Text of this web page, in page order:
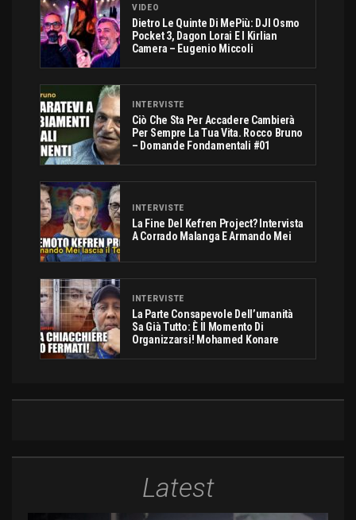
VIDEO
Dietro Le Quinte Di MePiù: DJI Osmo
Pocket 3, Dagon Lorai E I Kirlian
Camera – Eugenio Miccoli
INTERVISTE
Ciò Che Sta Per Accadere Cambierà
Per Sempre La Tua Vita. Rocco Bruno
– Domande Fondamentali #01
INTERVISTE
La Fine Del Kefren Project? Intervista
A Corrado Malanga E Armando Mei
INTERVISTE
La Parte Consapevole Dell’umanità
Sa Già Tutto: È Il Momento Di
Organizzarsi! Mohamed Konare
Latest